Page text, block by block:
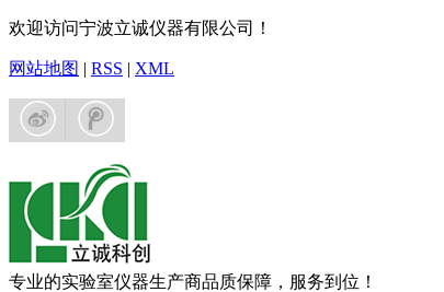
欢迎访问宁波立诚仪器有限公司！
网站地图 | RSS | XML
专业的实验室仪器生产商品质保障，服务到位！